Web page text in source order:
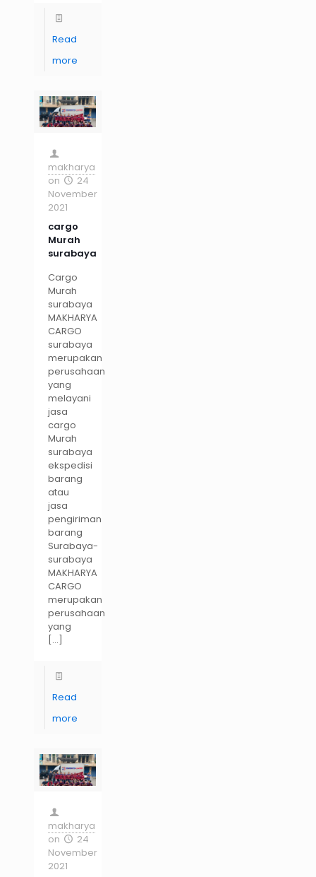
Read
more
makharya
on
24
November
2021
cargo
Murah
surabaya
Cargo
Murah
surabaya
MAKHARYA
CARGO
surabaya
merupakan
perusahaan
yang
melayani
jasa
cargo
Murah
surabaya
ekspedisi
barang
atau
jasa
pengiriman
barang
Surabaya-
surabaya
MAKHARYA
CARGO
merupakan
perusahaan
yang
[…]
Read
more
makharya
on
24
November
2021